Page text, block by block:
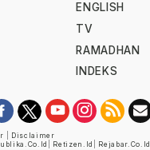
ENGLISH
TV
RAMADHAN
INDEKS
Disclaimer
Retizen.id Rejabar.co.id